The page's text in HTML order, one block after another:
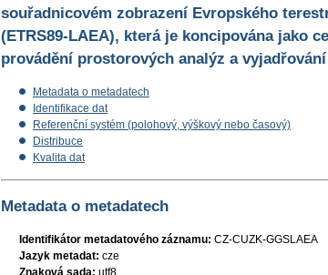
souřadnicovém zobrazení Evropského
(ETRS89-LAEA), která je koncipována jako
provádění prostorových analýz a
Metadata o metadatech
Identifikace dat
Referenční systém (polohový, výškový nebo časový)
Distribuce
Kvalita dat
Metadata o metadatech
Identifikátor metadatového záznamu: CZ-CUZK-GGSLAEA
Jazyk metadat: cze
Znaková sada: utf8